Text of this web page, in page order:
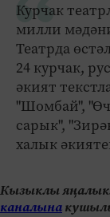
Курчак
милли
Театрда
24 курчак,
әкият
"Шомбай",
сарык",
халык
Кызыклы
каналына